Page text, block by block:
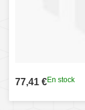
77,41 €En stock